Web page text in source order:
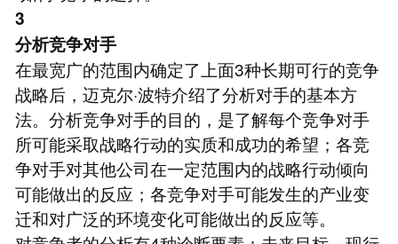
3
分析竞争对手
在最宽广的范围内确定了上面3种长期可行的竞争
战略后，迈克尔·波特介绍了分析对手的基本方
法。分析竞争对手的目的，是了解每个竞争对手
所可能采取战略行动的实质和成功的希望；各竞
争对手对其他公司在一定范围内的战略行动倾向
可能做出的反应；各竞争对手可能发生的产业变
迁和对广泛的环境变化可能做出的反应等。